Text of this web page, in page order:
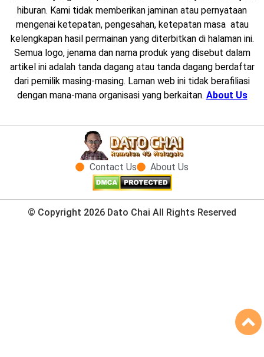
hiburan. Kami tidak memberikan jaminan atau pernyataan
mengenai ketepatan, pengesahan, ketepatan masa atau
kelengkapan hasil permainan yang diterbitkan di halaman ini.
Semua logo, jenama dan nama produk yang disebut dalam
artikel ini adalah tanda dagang atau tanda dagang berdaftar
dari pemilik masing-masing. Laman web ini tidak berafiliasi
dengan mana-mana organisasi yang berkaitan. About Us
Contact Us About Us
© Copyright 2026 Dato Chai All Rights Reserved